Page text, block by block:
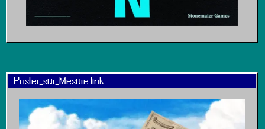
Poster_sur_Mesure.link